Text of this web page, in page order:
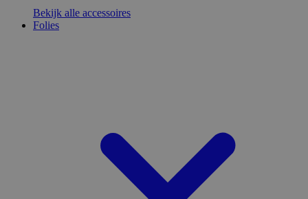
Bekijk alle accessoires
Folies